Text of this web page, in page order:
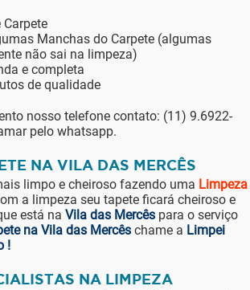
Manchas do Carpete (algumas
não sai na limpeza)
e completa
de qualidade
nosso telefone contato: (11) 9.6922-
pelo whatsapp.
NA VILA DAS MERCÊS
limpo e cheiroso fazendo uma Limpeza
a limpeza seu tapete ficará cheiroso e
está na Vila das Mercêspara o serviço
na Vila das Mercêschame a Limpei
!
NA LIMPEZA